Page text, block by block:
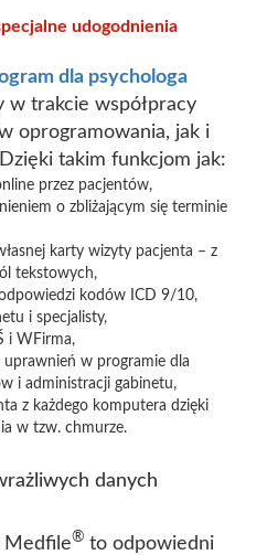
udogodnienia
dla psychologa
w trakcie współpracy
oprogramowania, jak i
takim funkcjom jak:
przez pacjentów,
o zbliżającym się terminie
karty wizyty pacjenta – z
tekstowych,
kodów ICD 9/10,
i specjalisty,
i WFirma,
w programie dla
i administracji gabinetu,
z każdego komputera dzięki
w tzw. chmurze.
danych
Medfile® to odpowiedni